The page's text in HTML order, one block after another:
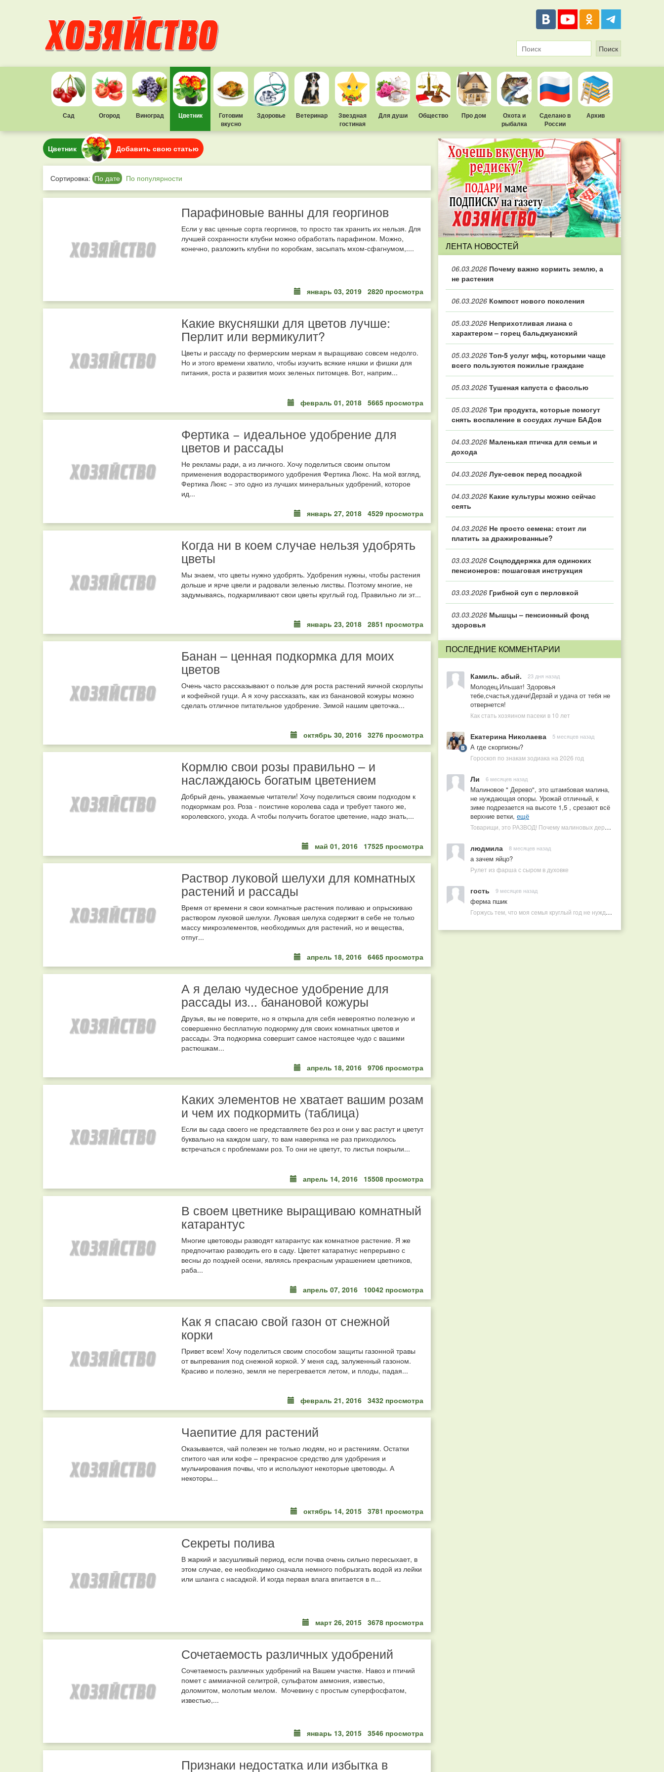
Сад Огород Виноград Цветник
Готовим
вкусно
Здоровье Ветеринар
Звездная
гостиная
Для души Общество Про дом
Охота и
рыбалка
Сделано в
России
Архив
Цветник Добавить свою статью
Сортировка: По дате По популярности
Парафиновые ванны для георгинов
Если у вас ценные сорта георгинов, то просто так хранить их нельзя. Для
лучшей сохранности клубни можно обработать парафином. Можно,
конечно, разложить клубни по коробкам, засыпать мхом-сфагнумом,....
январь 03, 2019 2820 просмотра
Какие вкусняшки для цветов лучше:
Перлит или вермикулит?
Цветы и рассаду по фермерским меркам я выращиваю совсем недолго.
Но и этого времени хватило, чтобы изучить всякие няшки и фишки для
питания, роста и развития моих зеленых питомцев. Вот, наприм...
февраль 01, 2018 5665 просмотра
Фертика − идеальное удобрение для
цветов и рассады
Не рекламы ради, а из личного. Хочу поделиться своим опытом
применения водорастворимого удобрения Фертика Люкс. На мой взгляд,
Фертика Люкс − это одно из лучших минеральных удобрений, которое
ид...
январь 27, 2018 4529 просмотра
Когда ни в коем случае нельзя удобрять
цветы
Мы знаем, что цветы нужно удобрять. Удобрения нужны, чтобы растения
дольше и ярче цвели и радовали зеленью листвы. Поэтому многие, не
задумываясь, подкармливают свои цветы круглый год. Правильно ли эт...
январь 23, 2018 2851 просмотра
Банан – ценная подкормка для моих
цветов
Очень часто рассказывают о пользе для роста растений яичной скорлупы
и кофейной гущи. А я хочу рассказать, как из банановой кожуры можно
сделать отличное питательное удобрение. Зимой нашим цветочка...
октябрь 30, 2016 3276 просмотра
Кормлю свои розы правильно – и
наслаждаюсь богатым цветением
Добрый день, уважаемые читатели! Хочу поделиться своим подходом к
подкормкам роз. Роза - поистине королева сада и требует такого же,
королевского, ухода. А чтобы получить богатое цветение, надо знать,...
май 01, 2016 17525 просмотра
Раствор луковой шелухи для комнатных
растений и рассады
Время от времени я свои комнатные растения поливаю и опрыскиваю
раствором луковой шелухи. Луковая шелуха содержит в себе не только
массу микроэлементов, необходимых для растений, но и вещества,
отпуг...
апрель 18, 2016 6465 просмотра
А я делаю чудесное удобрение для
рассады из... банановой кожуры
Друзья, вы не поверите, но я открыла для себя невероятно полезную и
совершенно бесплатную подкормку для своих комнатных цветов и
рассады. Эта подкормка совершит самое настоящее чудо с вашими
растюшкам...
апрель 18, 2016 9706 просмотра
Каких элементов не хватает вашим розам
и чем их подкормить (таблица)
Если вы сада своего не представляете без роз и они у вас растут и цветут
буквально на каждом шагу, то вам наверняка не раз приходилось
встречаться с проблемами роз. То они не цветут, то листья покрыли...
апрель 14, 2016 15508 просмотра
В своем цветнике выращиваю комнатный
катарантус
Многие цветоводы разводят катарантус как комнатное растение. Я же
предпочитаю разводить его в саду. Цветет катаратнус непрерывно с
весны до поздней осени, являясь прекрасным украшением цветников,
раба...
апрель 07, 2016 10042 просмотра
Как я спасаю свой газон от снежной
корки
Привет всем! Хочу поделиться своим способом защиты газонной травы
от выпревания под снежной коркой. У меня сад, залуженный газоном.
Красиво и полезно, земля не перегревается летом, и плоды, падая...
февраль 21, 2016 3432 просмотра
Чаепитие для растений
Оказывается, чай полезен не только людям, но и растениям. Остатки
спитого чая или кофе – прекрасное средство для удобрения и
мульчирования почвы, что и используют некоторые цветоводы. А
некоторы...
октябрь 14, 2015 3781 просмотра
Секреты полива
В жаркий и засушливый период, если почва очень сильно пересыхает, в
этом случае, ее необходимо сначала немного побрызгать водой из лейки
или шланга с насадкой. И когда первая влага впитается в п...
март 26, 2015 3678 просмотра
Сочетаемость различных удобрений
Сочетаемость различных удобрений на Вашем участке. Навоз и птичий
помет с аммиачной селитрой, сульфатом аммония, известью,
доломитом, молотым мелом. Мочевину с простым суперфосфатом,
известью,...
январь 13, 2015 3546 просмотра
Признаки недостатка или избытка в
ЛЕНТА НОВОСТЕЙ
06.03.2026 Почему важно кормить землю, а
не растения
06.03.2026 Компост нового поколения
05.03.2026 Неприхотливая лиана с
характером – горец бальджуанский
05.03.2026 Топ‑5 услуг мфц, которыми чаще
всего пользуются пожилые граждане
05.03.2026 Тушеная капуста с фасолью
05.03.2026 Три продукта, которые помогут
снять воспаление в сосудах лучше БАДов
04.03.2026 Маленькая птичка для семьи и
дохода
04.03.2026 Лук-севок перед посадкой
04.03.2026 Какие культуры можно сейчас
сеять
04.03.2026 Не просто семена: стоит ли
платить за дражированные?
03.03.2026 Соцподдержка для одиноких
пенсионеров: пошаговая инструкция
03.03.2026 Грибной суп с перловкой
03.03.2026 Мышцы – пенсионный фонд
здоровья
ПОСЛЕДНИЕ КОММЕНТАРИИ
Камиль. абый. 23 дня назад
Молодец,Ильшат! Здоровья
тебе,счастья,удачи!Дерзай и удача от тебя не
отвернется!
Как стать хозяином пасеки в 10 лет
Екатерина Николаева 5 месяцев назад
А где скорпионы?
Гороскоп по знакам зодиака на 2026 год
Ли 6 месяцев назад
Малиновое " Дерево", это штамбовая малина,
не нуждающая опоры. Урожай отличный, к
зиме подрезается на высоте 1,5 , срезают всё
верхние ветки, ещё
Товарищи, это РАЗВОД! Почему малиновых деревьев не бывает, или Как ушлые продавцы наживаются на мечтах садоводов
людмила 8 месяцев назад
а зачем яйцо?
Рулет из фарша с сыром в духовке
гость 9 месяцев назад
ферма пшик
Горжусь тем, что моя семья круглый год не нуждается в покупных витаминах